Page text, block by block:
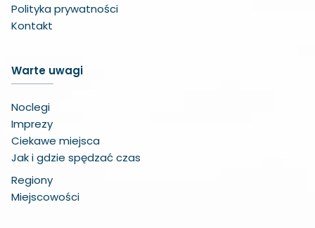
Polityka prywatności
Kontakt
Warte uwagi
Noclegi
Imprezy
Ciekawe miejsca
Jak i gdzie spędzać czas
Regiony
Miejscowości